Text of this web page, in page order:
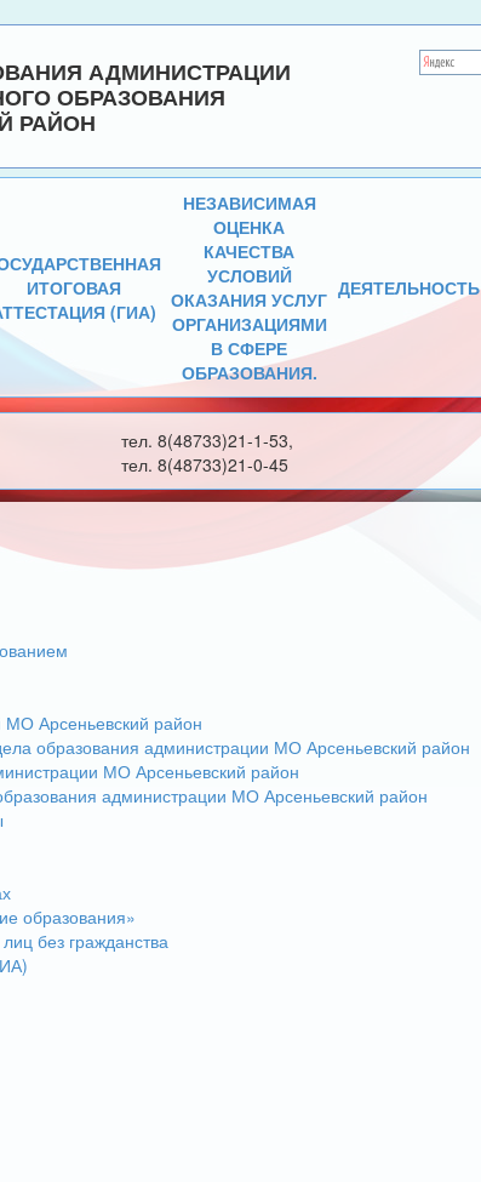
АДМИНИСТРАЦИИ
ОБРАЗОВАНИЯ
РАЙОН
ИТОГОВАЯ
(ГИА)
НЕЗАВИСИМАЯ
ОЦЕНКА
КАЧЕСТВА
УСЛОВИЙ
ОКАЗАНИЯ УСЛУГ
ОРГАНИЗАЦИЯМИ
В СФЕРЕ
ОБРАЗОВАНИЯ.
ДЕЯТЕЛЬНОСТЬ
тел. 8(48733)21-1-53,
тел. 8(48733)21-0-45
Арсеньевский район
образования администрации МО Арсеньевский район
МО Арсеньевский район
администрации МО Арсеньевский район
образования»
без гражданства